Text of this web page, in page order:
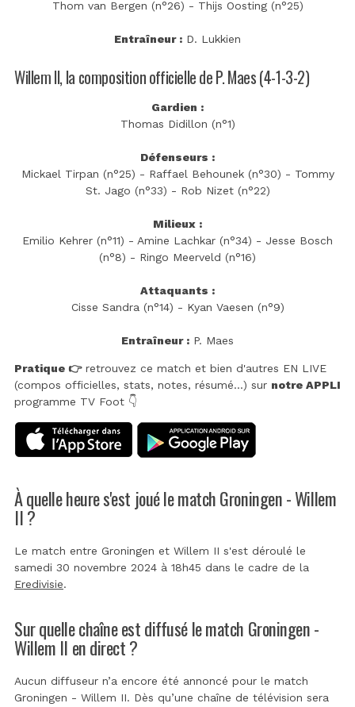
Thom van Bergen (n°26) - Thijs Oosting (n°25)
Entraîneur : D. Lukkien
Willem II, la composition officielle de P. Maes (4-1-3-2)
Gardien :
Thomas Didillon (n°1)
Défenseurs :
Mickael Tirpan (n°25) - Raffael Behounek (n°30) - Tommy
St. Jago (n°33) - Rob Nizet (n°22)
Milieux :
Emilio Kehrer (n°11) - Amine Lachkar (n°34) - Jesse Bosch
(n°8) - Ringo Meerveld (n°16)
Attaquants :
Cisse Sandra (n°14) - Kyan Vaesen (n°9)
Entraîneur : P. Maes
Pratique 👉retrouvez ce match et bien d'autres EN LIVE
(compos officielles, stats, notes, résumé...) sur notre APPLI
programme TV Foot 👇
À quelle heure s'est joué le match Groningen - Willem
II ?
Le match entre Groningen et Willem II s'est déroulé le
samedi 30 novembre 2024 à 18h45 dans le cadre de la
Eredivisie.
Sur quelle chaîne est diffusé le match Groningen -
Willem II en direct ?
Aucun diffuseur n’a encore été annoncé pour le match
Groningen - Willem II. Dès qu’une chaîne de télévision sera